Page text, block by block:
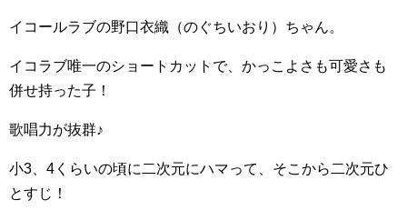
イコールラブの​​​​​​​​​​​​野口衣織（のぐちいおり）ちゃん。
イコラブ唯一のショートカットで、かっこよさも可愛さも
併せ持った子！
歌唱力が抜群♪
小3、4くらいの頃に二次元にハマって、そこから二次元ひ
とすじ！